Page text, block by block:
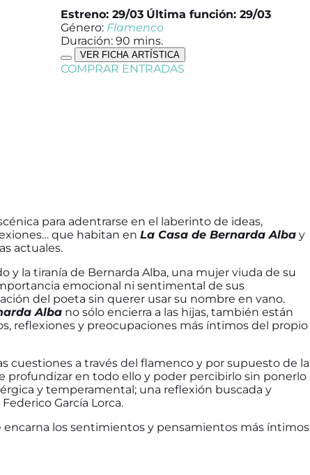
Estreno: 29/03 Última función: 29/03
Género: Flamenco
Duración: 90 mins.
VER FICHA ARTÍSTICA
COMPRAR ENTRADAS
para adentrarse en el laberinto de ideas,
que habitan en La Casa de Bernarda Alba y
actuales.
y la tiranía de Bernarda Alba, una mujer viuda de su
emocional ni sentimental de sus
del poeta sin querer usar su nombre en vano.
Alba no sólo encierra a las hijas, también están
reflexiones y preocupaciones más íntimos del propio
cuestiones a través del flamenco y por supuesto de la
profundizar en todo ello y poder percibirlo sin ponerlo
y temperamental; una reflexión buscada y
García Lorca.
los sentimientos y pensamientos más íntimos